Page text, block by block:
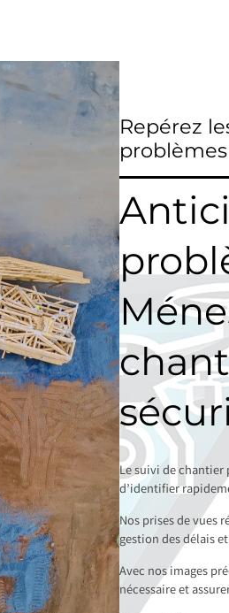
Repérez
Le suivi de chantier
d’identifier
Nos prises de vues
gestion des délais
Avec nos images
nécessaire et